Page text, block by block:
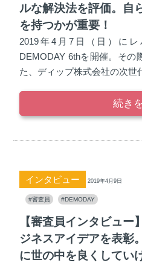
ルな解決法を評価。自
を持つかが重要！
2019年4月7日（日）に
DEMODAY 6thを開催。その
た、ディップ株式会社の次世
続き
インタビュー 2019年4月9日
#審査員 #DEMODAY
【審査員インタビュ
ジネスアイデアを表彰
に世の中を良くしてい